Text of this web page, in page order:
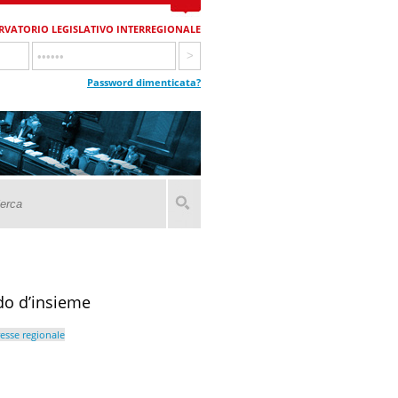
LEGISLATIVO INTERREGIONALE
Password dimenticata?
d’insieme
regionale